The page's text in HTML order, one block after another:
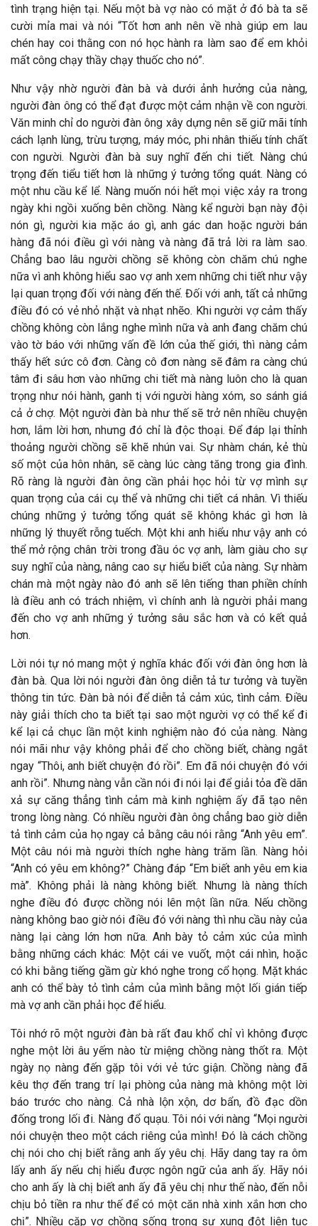
tình trạng hiện tại. Nếu một bà vợ nào có mặt ở đó bà ta sẽ
cười mỉa mai và nói “Tốt hơn anh nên về nhà giúp em lau
chén hay coi thằng con nó học hành ra làm sao để em khỏi
mất công chạy thầy chạy thuốc cho nó”.
Như vậy nhờ người đàn bà và dưới ảnh hưởng của nàng,
người đàn ông có thể đạt được một cảm nhận về con người.
Văn minh chỉ do người đàn ông xây dựng nên sẽ giữ mãi tính
cách lạnh lùng, trừu tượng, máy móc, phi nhân thiếu tính chất
con người. Người đàn bà suy nghĩ đến chi tiết. Nàng chú
trọng đến tiểu tiết hơn là những ý tưởng tổng quát. Nàng có
một nhu cầu kể lể. Nàng muốn nói hết mọi việc xảy ra trong
ngày khi ngồi xuống bên chồng. Nàng kể người bạn này đội
nón gì, người kia mặc áo gì, anh gác dan hoặc người bán
hàng đã nói điều gì với nàng và nàng đã trả lời ra làm sao.
Chẳng bao lâu người chồng sẽ không còn chăm chú nghe
nữa vì anh không hiểu sao vợ anh xem những chi tiết như vậy
lại quan trọng đối với nàng đến thế. Đối với anh, tất cả những
điều đó có vẻ nhỏ nhặt và nhạt nhẽo. Khi người vợ cảm thấy
chồng không còn lắng nghe mình nữa và anh đang chăm chú
vào tờ báo với những vấn đề lớn của thế giới, thì nàng cảm
thấy hết sức cô đơn. Càng cô đơn nàng sẽ đâm ra càng chú
tâm đi sâu hơn vào những chi tiết mà nàng luôn cho là quan
trọng như nói hành, ganh tị với người hàng xóm, so sánh giá
cả ở chợ. Một người đàn bà như thế sẽ trở nên nhiều chuyện
hơn, lắm lời hơn, nhưng đó chỉ là độc thoại. Để đáp lại thỉnh
thoảng người chồng sẽ khẽ nhún vai. Sự nhàm chán, kẻ thù
số một của hôn nhân, sẽ càng lúc càng tăng trong gia đình.
Rõ ràng là người đàn ông cần phải học hỏi từ vợ mình sự
quan trọng của cái cụ thể và những chi tiết cá nhân. Vì thiếu
chúng những ý tưởng tổng quát sẽ không khác gì hơn là
những lý thuyết rỗng tuếch. Một khi anh hiểu như vậy anh có
thể mở rộng chân trời trong đầu óc vợ anh, làm giàu cho sự
suy nghĩ của nàng, nâng cao sự hiểu biết của nàng. Sự nhàm
chán mà một ngày nào đó anh sẽ lên tiếng than phiền chính
là điều anh có trách nhiệm, vì chính anh là người phải mang
đến cho vợ anh những ý tưởng sâu sắc hơn và có kết quả
hơn.
Lời nói tự nó mang một ý nghĩa khác đối với đàn ông hơn là
đàn bà. Qua lời nói người đàn ông diễn tả tư tưởng và tuyền
thông tin tức. Đàn bà nói để diễn tả cảm xúc, tình cảm. Điều
này giải thích cho ta biết tại sao một người vợ có thể kể đi
kể lại cả chục lần một kinh nghiệm nào đó của nàng. Nàng
nói mãi như vậy không phải để cho chồng biết, chàng ngắt
ngay “Thôi, anh biết chuyện đó rồi”. Em đã nói chuyện đó với
anh rồi”. Nhưng nàng vẫn cần nói đi nói lại để giải tỏa đề dãn
xả sự căng thẳng tình cảm mà kinh nghiệm ấy đã tạo nên
trong lòng nàng. Có nhiều người đàn ông chẳng bao giờ diễn
tả tình cảm của họ ngay cả bằng câu nói rằng “Anh yêu em”.
Một câu nói mà người thích nghe hàng trăm lần. Nàng hỏi
“Anh có yêu em không?” Chàng đáp “Em biết anh yêu em kia
mà”. Không phải là nàng không biết. Nhưng là nàng thích
nghe điều đó được chồng nói lên một lần nữa. Nếu chồng
nàng không bao giờ nói điều đó với nàng thì nhu cầu này của
nàng lại càng lớn hơn nữa. Anh bày tỏ cảm xúc của mình
bằng những cách khác: Một cái ve vuốt, một cái nhìn, hoặc
có khi bằng tiếng gầm gừ khó nghe trong cổ họng. Mặt khác
anh có thể bày tỏ tình cảm của mình bằng một lối gián tiếp
mà vợ anh cần phải học để hiểu.
Tôi nhớ rõ một người đàn bà rất đau khổ chỉ vì không được
nghe một lời âu yếm nào từ miệng chồng nàng thốt ra. Một
ngày nọ nàng đến gặp tôi với vẻ tức giận. Chồng nàng đã
kêu thợ đến trang trí lại phòng của nàng mà không một lời
báo trước cho nàng. Cả nhà lộn xộn, dơ bẩn, đồ đạc dồn
đống trong lối đi. Nàng đổ quạu. Tôi nói với nàng “Mọi người
nói chuyện theo một cách riêng của mình! Đó là cách chồng
chị nói cho chị biết rằng anh ấy yêu chị. Hãy dang tay ra ôm
lấy anh ấy nếu chị hiểu được ngôn ngữ của anh ấy. Hãy nói
cho anh ấy là chị biết anh ấy đã yêu chị như thế nào, đến nỗi
chịu bỏ tiền ra như thế để có một căn nhà xinh xắn hơn cho
chị”. Nhiều cặp vợ chồng sống trong sự xung đột liên tục